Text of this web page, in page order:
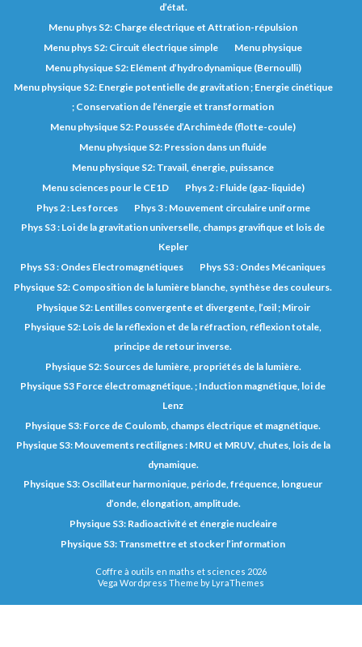
d’état.
Menu phys S2: Charge électrique et Attration-répulsion
Menu phys S2: Circuit électrique simple
Menu physique
Menu physique S2: Elément d’hydrodynamique (Bernoulli)
Menu physique S2: Energie potentielle de gravitation ; Energie cinétique
; Conservation de l’énergie et transformation
Menu physique S2: Poussée d’Archimède (flotte-coule)
Menu physique S2: Pression dans un fluide
Menu physique S2: Travail, énergie, puissance
Menu sciences pour le CE1D
Phys 2 : Fluide (gaz-liquide)
Phys 2 : Les forces
Phys 3 : Mouvement circulaire uniforme
Phys S3 : Loi de la gravitation universelle, champs gravifique et lois de
Kepler
Phys S3 : Ondes Electromagnétiques
Phys S3 : Ondes Mécaniques
Physique S2: Composition de la lumière blanche, synthèse des couleurs.
Physique S2: Lentilles convergente et divergente, l’œil ; Miroir
Physique S2: Lois de la réflexion et de la réfraction, réflexion totale,
principe de retour inverse.
Physique S2: Sources de lumière, propriétés de la lumière.
Physique S3 Force électromagnétique. ; Induction magnétique, loi de
Lenz
Physique S3: Force de Coulomb, champs électrique et magnétique.
Physique S3: Mouvements rectilignes : MRU et MRUV, chutes, lois de la
dynamique.
Physique S3: Oscillateur harmonique, période, fréquence, longueur
d’onde, élongation, amplitude.
Physique S3: Radioactivité et énergie nucléaire
Physique S3: Transmettre et stocker l’information
Coffre à outils en maths et sciences 2026
Vega Wordpress Theme by LyraThemes